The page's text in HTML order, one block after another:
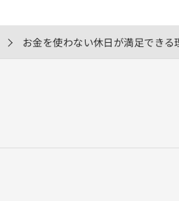
お金を使わない休日が満足でき